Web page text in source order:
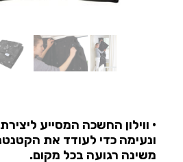
• ווילון החשכה המסייע
ונעימה כדי לעודד את
משינה רגועה בכל מקום.